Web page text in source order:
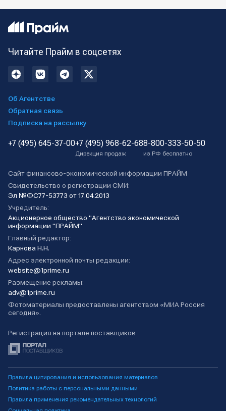
Читайте Прайм в соцсетях
Об Агентстве
Обратная связь
Подписка на рассылку
+7 (495) 645-37-00+7 (495) 968-62-68
Дирекция продаж
8-800-333-50-50
из РФ бесплатно
Сайт финансово-экономической информации ПРАЙМ
Свидетельство о регистрации СМИ:
Эл №ФС77-53773 от 17.04.2013
Учредитель:
Акционерное общество "Агентство экономической
информации "ПРАЙМ"
Главный редактор:
Карнова Н.Н.
Адрес электронной почты редакции:
website@1prime.ru
Размещение рекламы:
adv@1prime.ru
Фотоматериалы предоставлены агентством «МИА Россия
сегодня».
Регистрация на портале поставщиков
Правила цитирования и использования материалов
Политика работы с персональными данными
Правила применения рекомендательных технологий